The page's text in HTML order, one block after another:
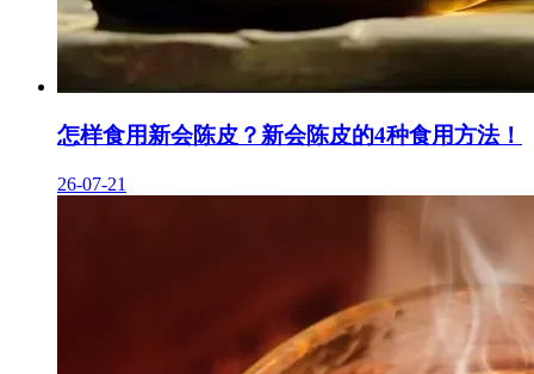
怎样食用新会陈皮？新会陈皮的4种食用方法！
26-07-21